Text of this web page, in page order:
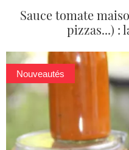
Sauce tomate
pizzas...) :
Nouveautés